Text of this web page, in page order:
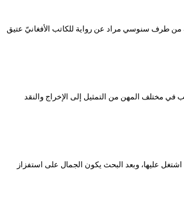
من طرف سنوسي مراد عن رواية للكاتب الأفغانيّ عتيق
مختلف المهن من التمثيل إلى الإخراج والنقد
عليها، وبعد البحث يكون الجمال على استفزاز